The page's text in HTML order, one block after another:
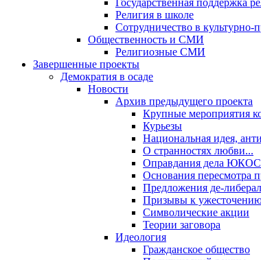
Государственная поддержка
Религия в школе
Сотрудничество в культурно-
Общественность и СМИ
Религиозные СМИ
Завершенные проекты
Демократия в осаде
Новости
Архив предыдущего проекта
Крупные мероприятия
Курьезы
Национальная идея,
О странностях любви...
Оправдания дела
Основания пересмотра
Предложения де-
Призывы к ужесточению
Символические акции
Теории заговора
Идеология
Гражданское общество